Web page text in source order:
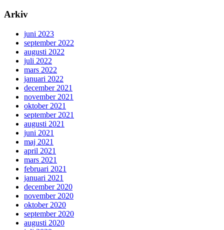
Arkiv
juni 2023
september 2022
augusti 2022
juli 2022
mars 2022
januari 2022
december 2021
november 2021
oktober 2021
september 2021
augusti 2021
juni 2021
maj 2021
april 2021
mars 2021
februari 2021
januari 2021
december 2020
november 2020
oktober 2020
september 2020
augusti 2020